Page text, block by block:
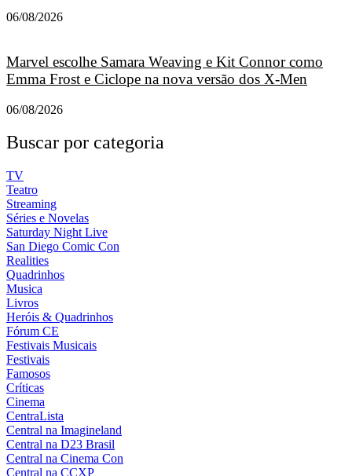
06/08/2026
Marvel escolhe Samara Weaving e Kit Connor como
Emma Frost e Ciclope na nova versão dos X-Men
06/08/2026
Buscar por categoria
TV
Teatro
Streaming
Séries e Novelas
Saturday Night Live
San Diego Comic Con
Realities
Quadrinhos
Musica
Livros
Heróis & Quadrinhos
Fórum CE
Festivais Musicais
Festivais
Famosos
Críticas
Cinema
CentraLista
Central na Imagineland
Central na D23 Brasil
Central na Cinema Con
Central na CCXP